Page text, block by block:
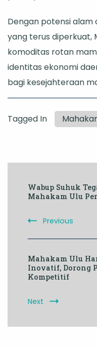
Dengan potensi
yang terus diperkuat,
komoditas rotan
identitas ekonomi
bagi kesejahteraan
Tagged In
Navigation
Wabup Suhuk
Mahakam Ulu
Previous
Mahakam Ulu
Inovatif, Dorong
Kompetitif
Next